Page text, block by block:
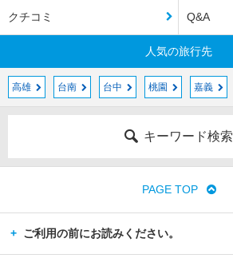
クチコミ Q&A
人気の旅行先
高雄 台南 台中 桃園 嘉義
キーワード検索
PAGE TOP
ご利用の前にお読みください。